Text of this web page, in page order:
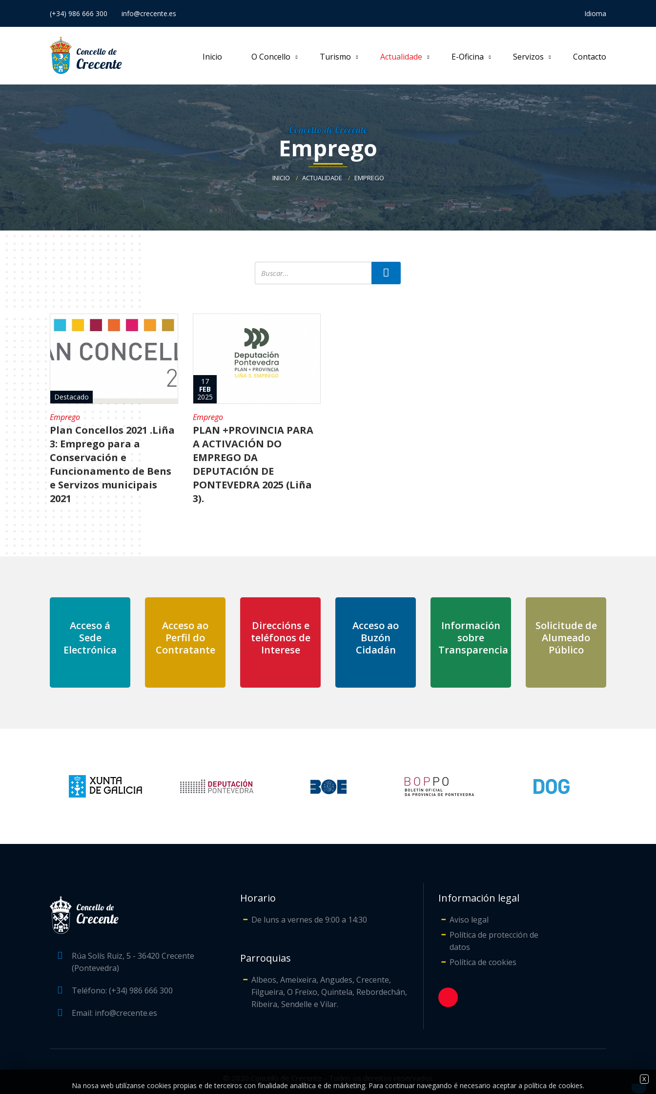
(+34) 986 666 300 info@crecente.es Idioma
Concello de
Crecente Inicio O Concello Turismo Actualidade E-Oficina Servizos Contacto
Concello de Crecente
Emprego
INICIO ACTUALIDADE EMPREGO
Destacado
Emprego
Plan Concellos 2021 .Liña
3: Emprego para a
Conservación e
Funcionamento de Bens
e Servizos municipais
2021
17
FEB
2025
Emprego
PLAN +PROVINCIA PARA
A ACTIVACIÓN DO
EMPREGO DA
DEPUTACIÓN DE
PONTEVEDRA 2025 (Liña
3).
Acceso á
Sede
Electrónica
Acceso ao
Perfil do
Contratante
Direccións e
teléfonos de
Interese
Acceso ao
Buzón
Cidadán
Información
sobre
Transparencia
Solicitude de
Alumeado
Público
Concello de
Crecente
Rúa Solís Ruiz, 5 - 36420 Crecente
(Pontevedra)
Teléfono: (+34) 986 666 300
Email: info@crecente.es
Horario
De luns a vernes de 9:00 a 14:30
Parroquias
Albeos, Ameixeira, Angudes, Crecente,
Filgueira, O Freixo, Quintela, Rebordechán,
Ribeira, Sendelle e Vilar.
Información legal
Aviso legal
Política de protección de
datos
Política de cookies
X
Na nosa web utilízanse cookies propias e de terceiros con finalidade analítica e de márketing. Para continuar navegando é necesario aceptar a política de cookies.